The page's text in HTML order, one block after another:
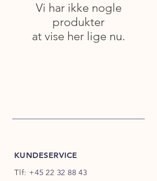
Vi har ikke nogle
produkter
at vise her lige nu.
KUNDESERVICE
Tlf: +45 22 32 88 43